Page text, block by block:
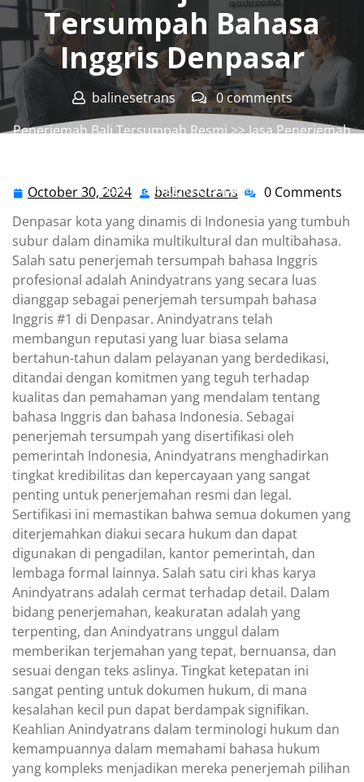
Tersumpah Bahasa
Inggris Denpasar
balinesetrans
0 comments
Penerjemah Bali Tersumpah Resmi>>Jasa Penerjemah
Bahasa Inggris Denpasar
October 30, 2024 October
30,
2024
balinesetrans balinesetrans
0 Comments
Denpasar kota yang dinamis di Indonesia yang tumbuh
subur dalam dinamika multikultural dan multibahasa.
Salah satu penerjemah tersumpah bahasa Inggris
profesional adalah Anindyatrans yang secara luas
dianggap sebagai penerjemah tersumpah bahasa
Inggris #1 di Denpasar. Anindyatrans telah
membangun reputasi yang luar biasa selama
bertahun-tahun dalam pelayanan yang berdedikasi,
ditandai dengan komitmen yang teguh terhadap
kualitas dan pemahaman yang mendalam tentang
bahasa Inggris dan bahasa Indonesia. Sebagai
penerjemah tersumpah yang disertifikasi oleh
pemerintah Indonesia, Anindyatrans menghadirkan
tingkat kredibilitas dan kepercayaan yang sangat
penting untuk penerjemahan resmi dan legal.
Sertifikasi ini memastikan bahwa semua dokumen yang
diterjemahkan diakui secara hukum dan dapat
digunakan di pengadilan, kantor pemerintah, dan
lembaga formal lainnya. Salah satu ciri khas karya
Anindyatrans adalah cermat terhadap detail. Dalam
bidang penerjemahan, keakuratan adalah yang
terpenting, dan Anindyatrans unggul dalam
memberikan terjemahan yang tepat, bernuansa, dan
sesuai dengan teks aslinya. Tingkat ketepatan ini
sangat penting untuk dokumen hukum, di mana
kesalahan kecil pun dapat berdampak signifikan.
Keahlian Anindyatrans dalam terminologi hukum dan
kemampuannya dalam memahami bahasa hukum
yang kompleks menjadikan mereka penerjemah pilihan